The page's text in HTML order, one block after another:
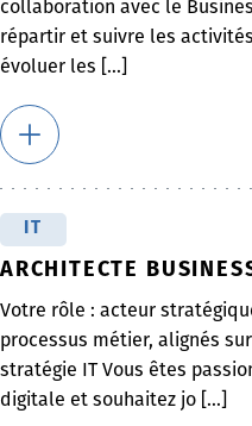
collaboration avec le
répartir et suivre les
évoluer les [...]
ARCHITECTE
Votre rôle : acteur
processus métier, alignés
stratégie IT Vous êtes
digitale et souhaitez jo [...]